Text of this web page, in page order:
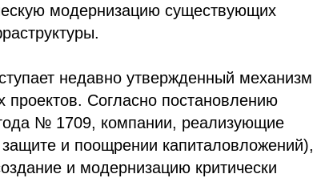
модернизацию существующих
недавно утвержденный механизм
проектов. Согласно постановлению
№ 1709, компании, реализующие
и поощрении капиталовложений),
и модернизацию критически